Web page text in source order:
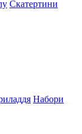
Скатертини
Набори